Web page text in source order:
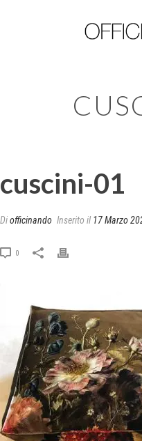
cuscini-01
Diofficinando Inserito il 17 Marzo
0